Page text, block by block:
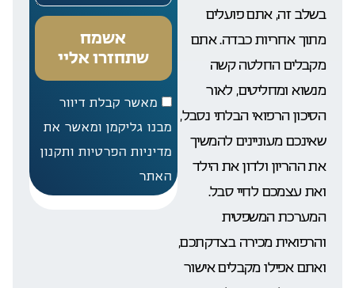
מאשר קבלת דיוור
מבנו גליקמן ומאשר את
מדיניות הפרטיות ותקנון
האתר
אשמח
שתחזרו אליי
בשלב זה, אתם פועלים
מתוך אחריות כבדה. אתם
מקבלים החלטה קשה
מנשוא ומחליטים, לאור
הסיכון הרפואי הבלתי נסבל,
שאינכם מעוניינים להמשיך
את ההריון ולדון את הילד
ואת עצמכם לחיי סבל.
המערכת המשפטית
והרפואית מכירה בצדקתכם,
ואתם אפילו מקבלים אישור